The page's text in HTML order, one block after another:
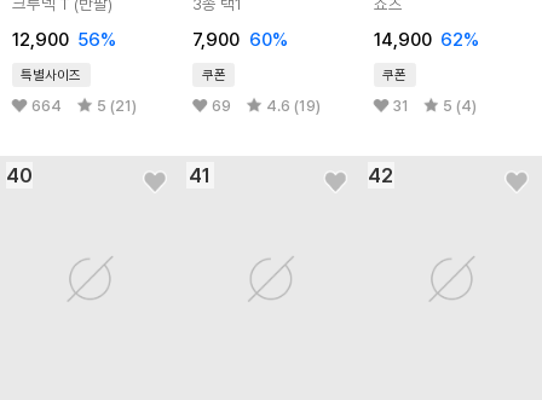
크루넥 T (반팔)
12,900 56%
특별사이즈
664 5 (21)
3종 택1
7,900 60%
쿠폰
69 4.6 (19)
쇼츠
14,900 62%
쿠폰
31 5 (4)
40 41 42